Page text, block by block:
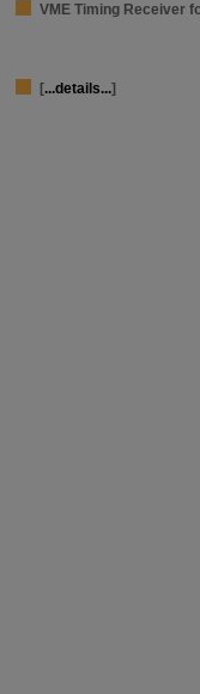
VME Timing Receiver
[...details...]